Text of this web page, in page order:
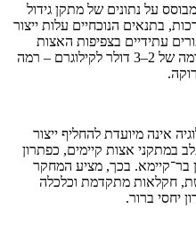
על נתונים של מתקן גידול
בתנאים הנוכחיים עלות ייצור
עתידיים בצפיפות האצות
ובקצב הייצור, העלות עשויה לרדת לרמה של 2–3 דולר לקילוגרם – רמה
אינה מיועדת להחליף ייצור
במתקני אצות קיימים, כפתרון
בר־קיימא. בכך, מציע המחקר
חקלאות מתקדמת וכלכלה
יחסי ברור.